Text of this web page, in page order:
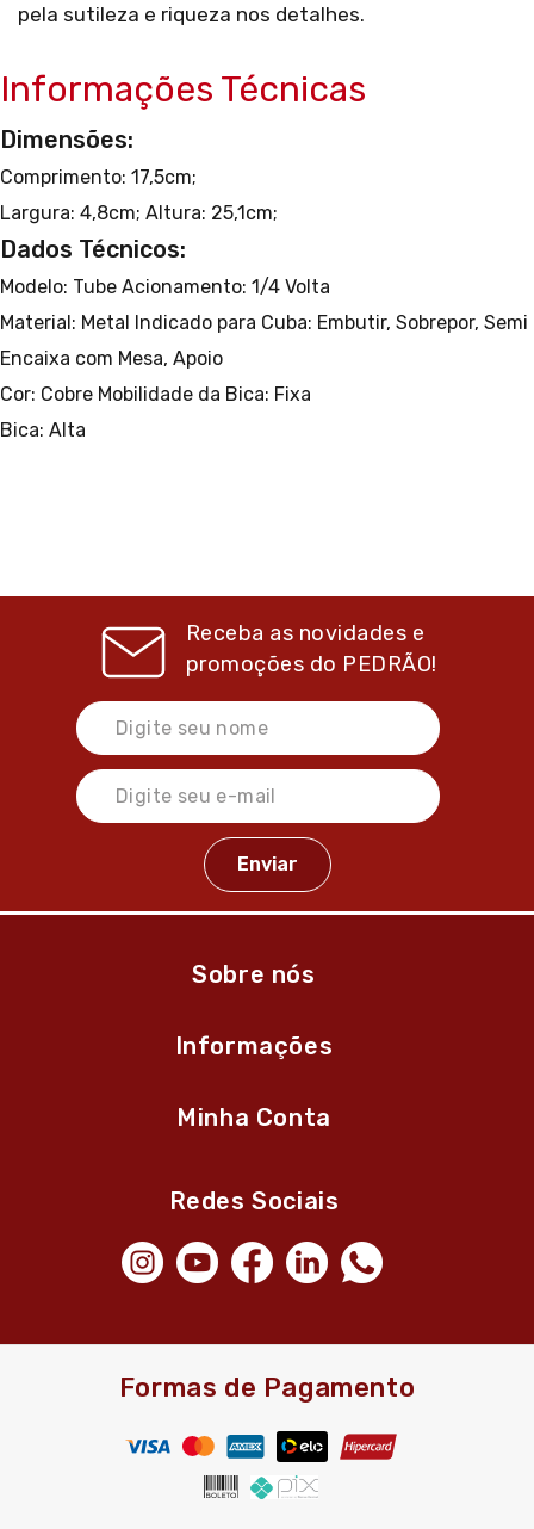
pela sutileza e riqueza nos detalhes.
Informações Técnicas
Dimensões:
Comprimento: 17,5cm;
Largura: 4,8cm; Altura: 25,1cm;
Dados Técnicos:
Modelo: Tube Acionamento: 1/4 Volta
Material: Metal
Indicado para Cuba: Embutir, Sobrepor, Semi
Encaixa com Mesa, Apoio
Cor: Cobre Mobilidade da Bica: Fixa
Bica: Alta
Receba as novidades e
promoções do PEDRÃO!
Sobre nós
Informações
Minha Conta
Redes Sociais
Formas de Pagamento